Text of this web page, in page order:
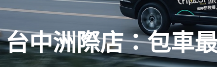
中洲際店：包車